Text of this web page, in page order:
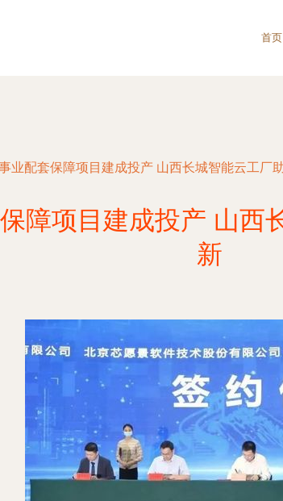
首页
业配套保障项目建成投产 山西长城智能云工厂
障项目建成投产 山西
新